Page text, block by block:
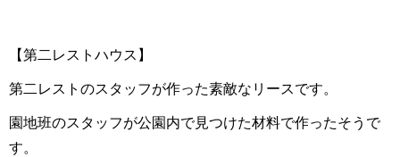
【第二レストハウス】
第二レストのスタッフが作った素敵なリースです。
園地班のスタッフが公園内で見つけた材料で作ったそうで
す。